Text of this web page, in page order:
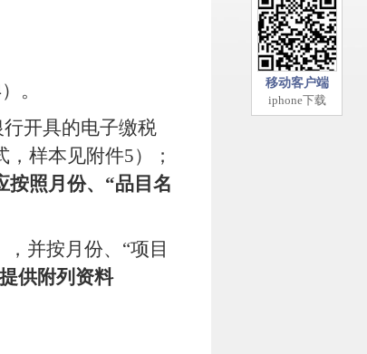
移动客户端
iphone下载
）。
开具的电子缴税
，样本见附件5）；
照月份、 “品目名
并按月份、“项目
供附列资料